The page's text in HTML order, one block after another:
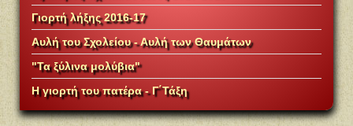
Γιορτή λήξης 2016-17
Αυλή του Σχολείου - Αυλή των Θαυμάτων
"Τα ξύλινα μολύβια"
Η γιορτή του πατέρα - Γ΄Τάξη